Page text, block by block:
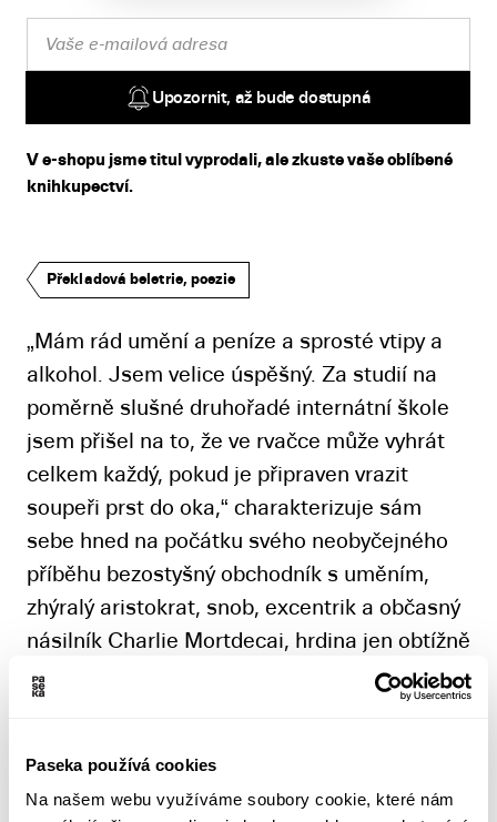
Paseka používá cookies
Na našem webu využíváme soubory cookie, které nám
Překladová beletrie, poezie
„Mám rád umění a peníze a sprosté vtipy a
alkohol. Jsem velice úspěšný. Za studií na
poměrně slušné druhořadé internátní škole
jsem přišel na to, že ve rvačce může vyhrát
celkem každý, pokud je připraven vrazit
soupeři prst do oka,“ charakterizuje sám
sebe hned na počátku svého neobyčejného
příběhu bezostyšný obchodník s uměním,
zhýralý aristokrat, snob, excentrik a občasný
násilník Charlie Mortdecai, hrdina jen obtížně
zařaditelného Bonfiglioliho kultovního díla,
milovaného svými příznivci pro jedinečnou
vystřižených z té nejodvážnější parodie drsné
školy a excesů všeho druhu vůbec. První z
Upozornit, až bude dostupná
V e-shopu jsme titul vyprodali, ale zkuste vaše oblíbené
knihkupectví.